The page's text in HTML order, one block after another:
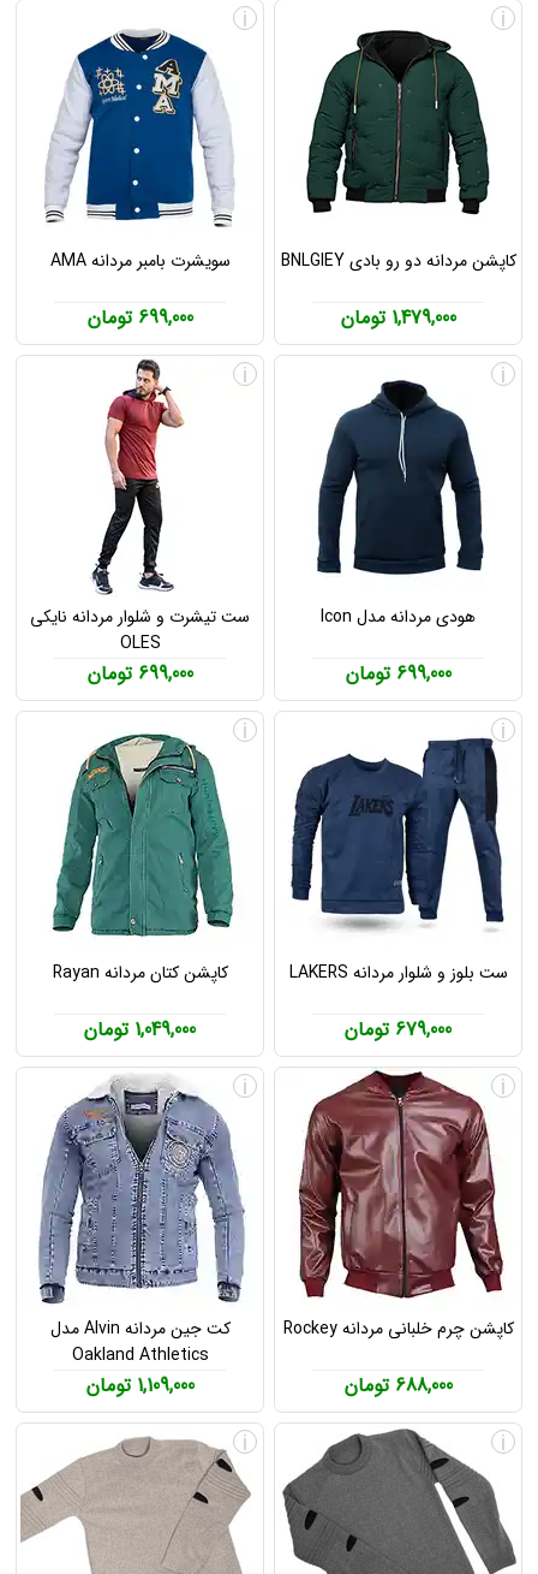
کاپشن مردانه دو رو بادی BNLGIEY
1,479,000 تومان
i
سویشرت بامبر مردانه AMA
699,000 تومان
i
هودی مردانه مدل Icon
699,000 تومان
i
ست تیشرت و شلوار مردانه نایکی
OLES
699,000 تومان
i
ست بلوز و شلوار مردانه LAKERS
679,000 تومان
i
کاپشن کتان مردانه Rayan
1,049,000 تومان
i
کاپشن چرم خلبانی مردانه Rockey
688,000 تومان
i
کت جین مردانه Alvin مدل
Oakland Athletics
1,109,000 تومان
i
i
i